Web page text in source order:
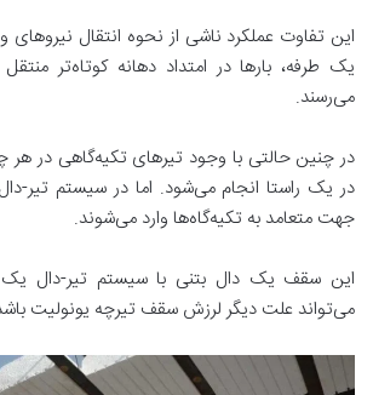
این تفاوت عملکرد ناشی از نحوه انتقال
یک طرفه، بارها در امتداد دهانه کوتاه‌تر
می‌رسند.
در چنین حالتی با وجود تیرهای تکیه‌گاهی در هر
در یک راستا انجام می‌شود. اما در سیستم تیر-
جهت متعامد به تکیه‌گاه‌ها وارد می‌شوند.
این سقف یک دال بتنی با سیستم تیر-دال
می‌تواند علت دیگر لرزش سقف تیرچه یونولیت